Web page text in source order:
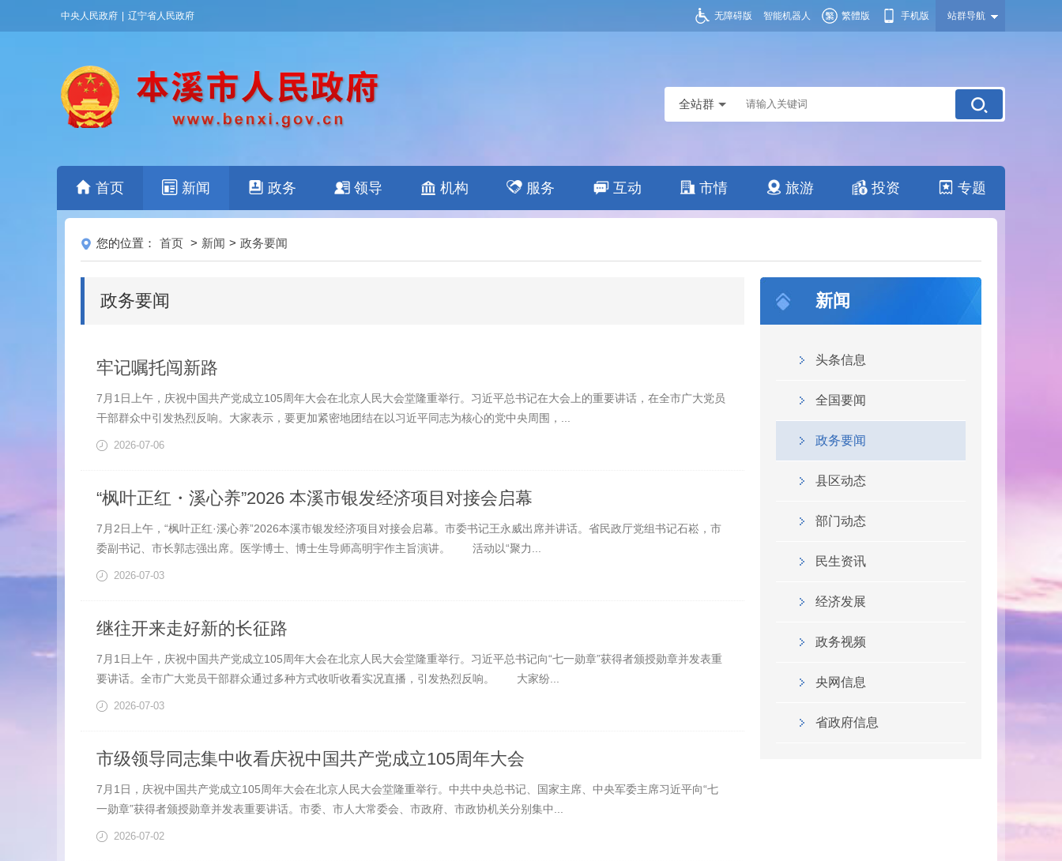
中央人民政府 辽宁省人民政府 站群导航
无障碍版 智能机器人 繁體版 手机版
首页 新闻 政务 领导 机构 服务 互动 市情 旅游 投资 专题
全站群
您的位置： 首页 > 新闻 > 政务要闻
新闻
头条信息
全国要闻
政务要闻
县区动态
部门动态
民生资讯
经济发展
政务视频
央网信息
省政府信息
政务要闻
牢记嘱托闯新路
7月1日上午，庆祝中国共产党成立105周年大会在北京人民大会堂隆重举行。习近平总书记在大会上的重要讲话，在全市广大党员
干部群众中引发热烈反响。大家表示，要更加紧密地团结在以习近平同志为核心的党中央周围，...
2026-07-06
“枫叶正红・溪心养”2026 本溪市银发经济项目对接会启幕
7月2日上午，“枫叶正红·溪心养”2026本溪市银发经济项目对接会启幕。市委书记王永威出席并讲话。省民政厅党组书记石崧，市
委副书记、市长郭志强出席。医学博士、博士生导师高明宇作主旨演讲。 活动以“聚力...
2026-07-03
继往开来走好新的长征路
7月1日上午，庆祝中国共产党成立105周年大会在北京人民大会堂隆重举行。习近平总书记向“七一勋章”获得者颁授勋章并发表重
要讲话。全市广大党员干部群众通过多种方式收听收看实况直播，引发热烈反响。 大家纷...
2026-07-03
市级领导同志集中收看庆祝中国共产党成立105周年大会
7月1日，庆祝中国共产党成立105周年大会在北京人民大会堂隆重举行。中共中央总书记、国家主席、中央军委主席习近平向“七
一勋章”获得者颁授勋章并发表重要讲话。市委、市人大常委会、市政府、市政协机关分别集中...
2026-07-02